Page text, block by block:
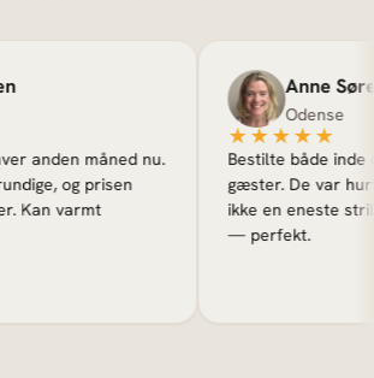
måned nu.
og prisen
varmt
Anne
Odense
★★★★★
Bestilte både inde og
gæster. De var
ikke en eneste stribe.
— perfekt.